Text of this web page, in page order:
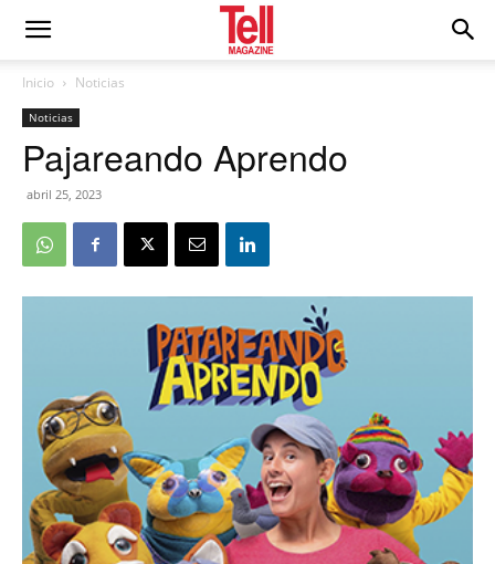
Inicio Noticias
Noticias
Pajareando Aprendo
abril 25, 2023